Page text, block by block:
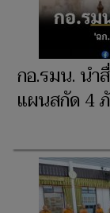
กอ.รมน. นำ
แผนสกัด 4